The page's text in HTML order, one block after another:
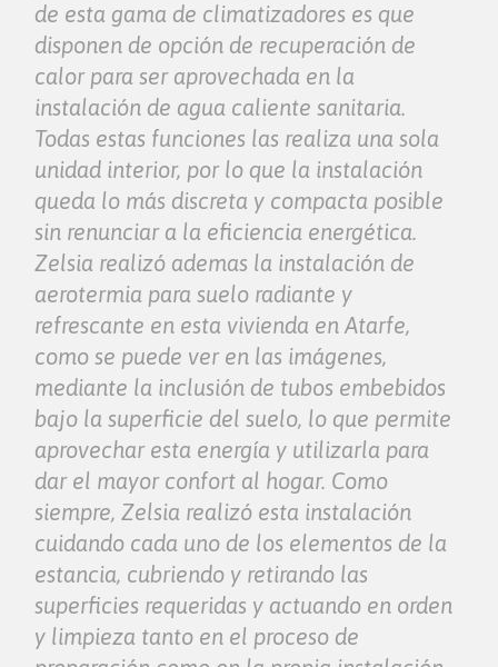
de esta gama de climatizadores es que
disponen de opción de recuperación de
calor para ser aprovechada en la
instalación de agua caliente sanitaria.
Todas estas funciones las realiza una sola
unidad interior, por lo que la instalación
queda lo más discreta y compacta posible
sin renunciar a la eficiencia energética.
Zelsia realizó ademas la instalación de
aerotermia para suelo radiante y
refrescante en esta vivienda en Atarfe,
como se puede ver en las imágenes,
mediante la inclusión de tubos embebidos
bajo la superficie del suelo, lo que permite
aprovechar esta energía y utilizarla para
dar el mayor confort al hogar. Como
siempre, Zelsia realizó esta instalación
cuidando cada uno de los elementos de la
estancia, cubriendo y retirando las
superficies requeridas y actuando en orden
y limpieza tanto en el proceso de